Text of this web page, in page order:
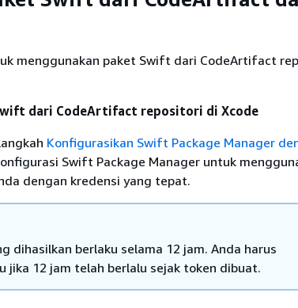
menggunakan paket Swift dari CodeArtifact
dari CodeArtifact repositori di Xcode
Konfigurasikan Swift Package Manager
Swift Package Manager untuk
dengan kredensi yang tepat.
dihasilkan berlaku selama 12 jam. Anda harus
jika 12 jam telah berlalu sejak token dibuat.